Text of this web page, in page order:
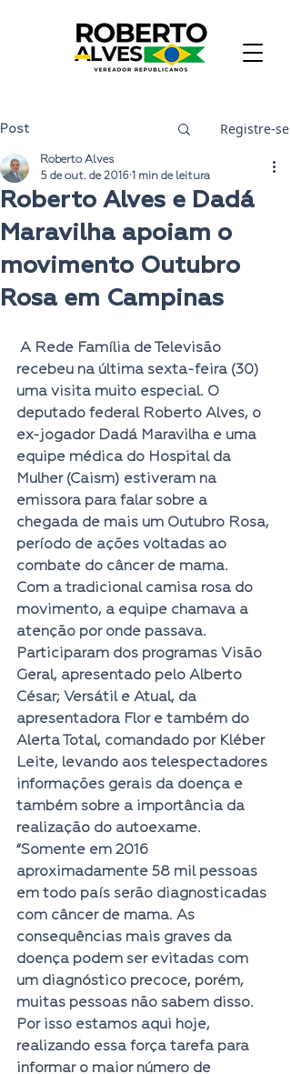
Post Registre-se
Roberto Alves e Dadá
Maravilha apoiam o
movimento Outubro
Rosa em Campinas
Roberto Alves
5 de out. de 2016 1 min de leitura
recebeu na última sexta-feira (30)
uma visita muito especial. O
deputado federal Roberto Alves, o
ex-jogador Dadá Maravilha e uma
equipe médica do Hospital da
Mulher (Caism) estiveram na
emissora para falar sobre a
chegada de mais um Outubro Rosa,
período de ações voltadas ao
combate do câncer de mama.
Com a tradicional camisa rosa do
movimento, a equipe chamava a
atenção por onde passava.
Participaram dos programas Visão
Geral, apresentado pelo Alberto
César; Versátil e Atual, da
apresentadora Flor e também do
Alerta Total, comandado por Kléber
Leite, levando aos telespectadores
informações gerais da doença e
também sobre a importância da
realização do autoexame.
“Somente em 2016
aproximadamente 58 mil pessoas
em todo país serão diagnosticadas
com câncer de mama. As
consequências mais graves da
doença podem ser evitadas com
um diagnóstico precoce, porém,
muitas pessoas não sabem disso.
Por isso estamos aqui hoje,
realizando essa força tarefa para
informar o maior número de